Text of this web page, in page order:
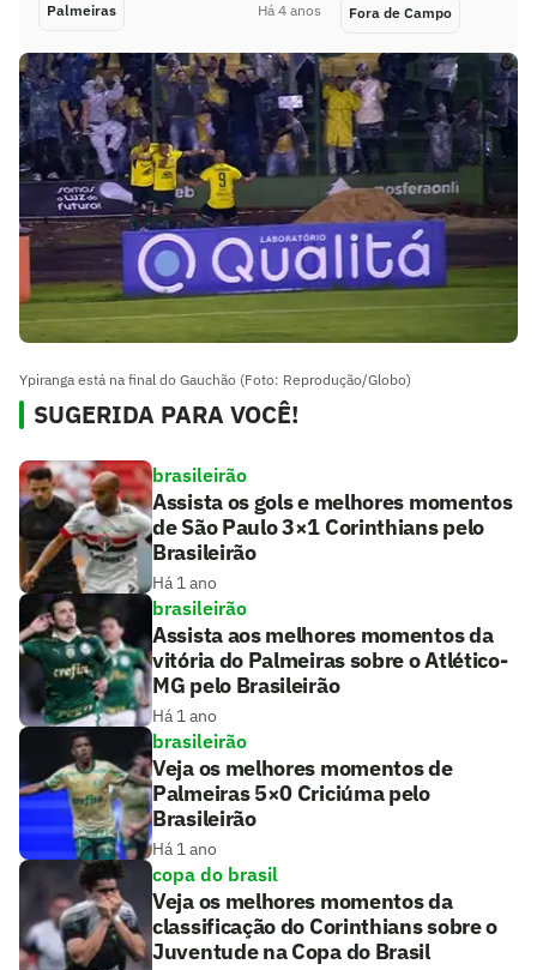
Palmeiras Há 4 anos Fora de Campo
Ypiranga está na final do Gauchão (Foto: Reprodução/Globo)
SUGERIDA PARA VOCÊ!
brasileirão
Assista os gols e melhores momentos
de São Paulo 3×1 Corinthians pelo
Brasileirão
Há 1 ano
brasileirão
Assista aos melhores momentos da
vitória do Palmeiras sobre o Atlético-
MG pelo Brasileirão
Há 1 ano
brasileirão
Veja os melhores momentos de
Palmeiras 5×0 Criciúma pelo
Brasileirão
Há 1 ano
copa do brasil
Veja os melhores momentos da
classificação do Corinthians sobre o
Juventude na Copa do Brasil